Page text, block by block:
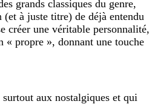
grands classiques du genre,
à juste titre) de déjà entendu
créer une véritable personnalité,
« propre », donnant une touche
aux nostalgiques et qui